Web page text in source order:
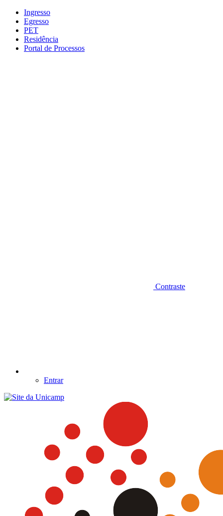
Conteúdo principal
Ingresso
Egresso
PET
Residência
Portal de Processos
Contraste
Entrar